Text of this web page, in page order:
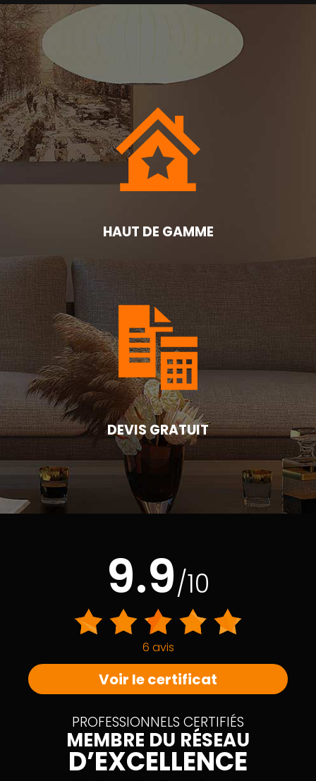
HAUT DE GAMME
DEVIS GRATUIT
9.9/10
6 avis
Voir le certificat
PROFESSIONNELS CERTIFIÉS
MEMBRE DU RÉSEAU
D’EXCELLENCE